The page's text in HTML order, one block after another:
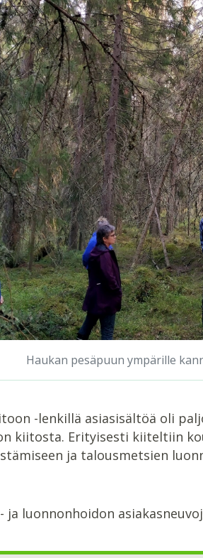
Haukan pesäpuun ympärille
-lenkillä asiasisältöä oli
kiitosta. Erityisesti kiiteltiin
ja talousmetsien
ja luonnonhoidon